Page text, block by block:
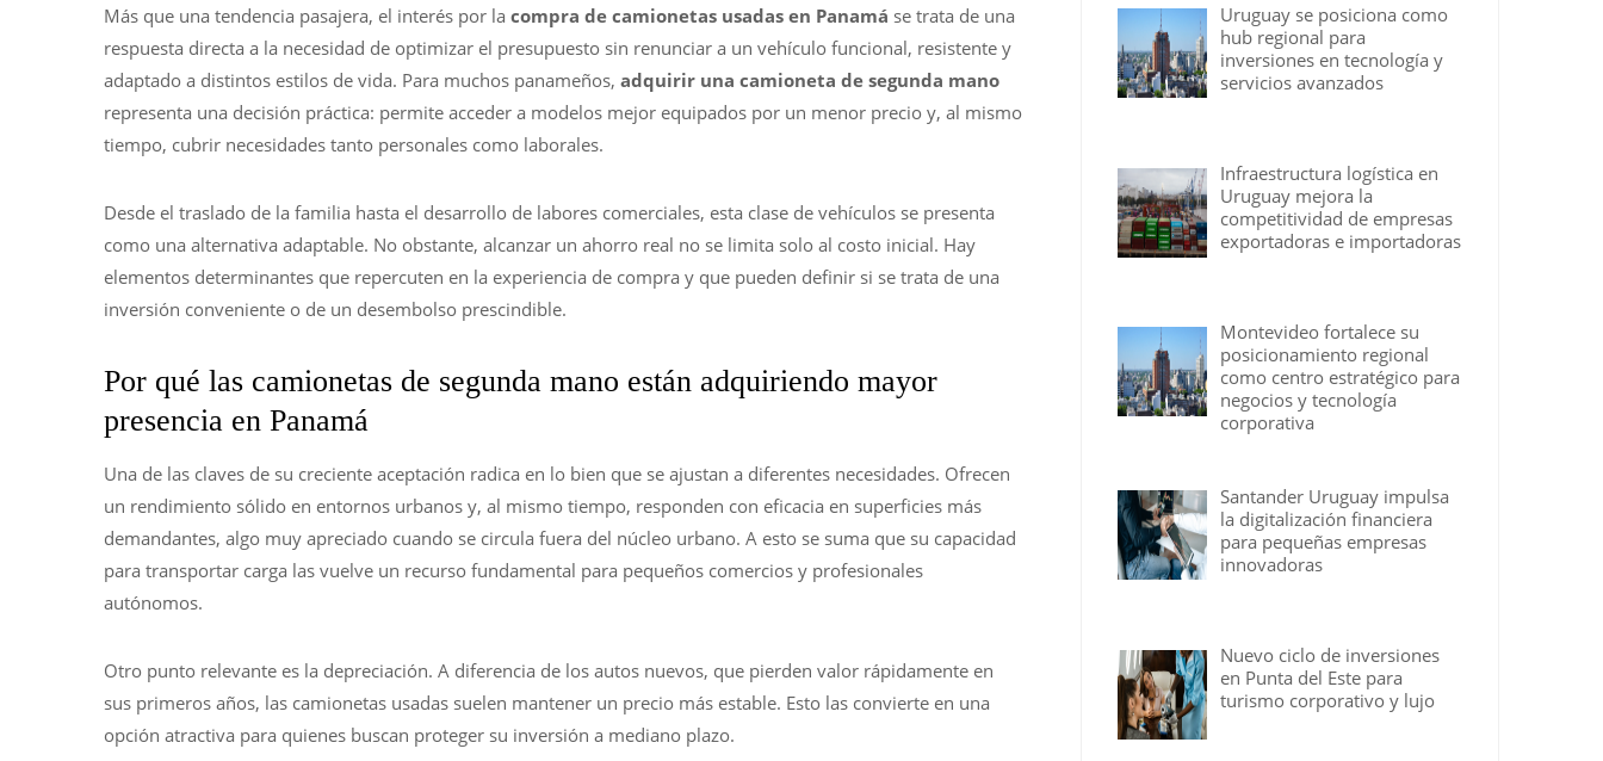
Más que una tendencia pasajera, el interés por la compra de camionetas usadas en Panamá se trata de una
respuesta directa a la necesidad de optimizar el presupuesto sin renunciar a un vehículo funcional, resistente y
adaptado a distintos estilos de vida. Para muchos panameños, adquirir una camioneta de segunda mano
representa una decisión práctica: permite acceder a modelos mejor equipados por un menor precio y, al mismo
tiempo, cubrir necesidades tanto personales como laborales.
Desde el traslado de la familia hasta el desarrollo de labores comerciales, esta clase de vehículos se presenta
como una alternativa adaptable. No obstante, alcanzar un ahorro real no se limita solo al costo inicial. Hay
elementos determinantes que repercuten en la experiencia de compra y que pueden definir si se trata de una
inversión conveniente o de un desembolso prescindible.
Por qué las camionetas de segunda mano están adquiriendo mayor
presencia en Panamá
Una de las claves de su creciente aceptación radica en lo bien que se ajustan a diferentes necesidades. Ofrecen
un rendimiento sólido en entornos urbanos y, al mismo tiempo, responden con eficacia en superficies más
demandantes, algo muy apreciado cuando se circula fuera del núcleo urbano. A esto se suma que su capacidad
para transportar carga las vuelve un recurso fundamental para pequeños comercios y profesionales
autónomos.
Otro punto relevante es la depreciación. A diferencia de los autos nuevos, que pierden valor rápidamente en
sus primeros años, las camionetas usadas suelen mantener un precio más estable. Esto las convierte en una
opción atractiva para quienes buscan proteger su inversión a mediano plazo.
Uruguay se posiciona como
hub regional para
inversiones en tecnología y
servicios avanzados
Infraestructura logística en
Uruguay mejora la
competitividad de empresas
exportadoras e importadoras
Montevideo fortalece su
posicionamiento regional
como centro estratégico para
negocios y tecnología
corporativa
Santander Uruguay impulsa
la digitalización financiera
para pequeñas empresas
innovadoras
Nuevo ciclo de inversiones
en Punta del Este para
turismo corporativo y lujo